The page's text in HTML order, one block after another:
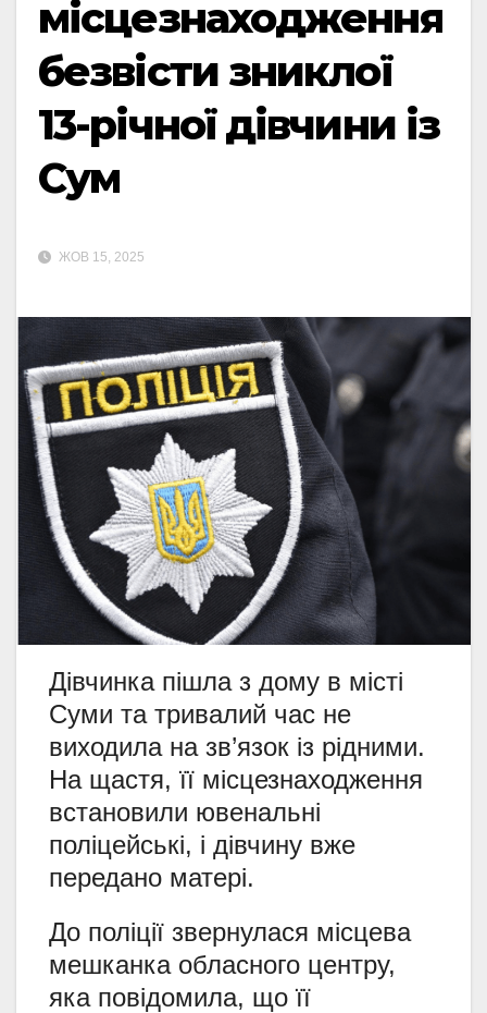
місцезнаходження
безвісти зниклої
13-річної дівчини із
Сум
ЖОВ 15, 2025
Дівчинка пішла з дому в місті
Суми та тривалий час не
виходила на зв’язок із рідними.
На щастя, її місцезнаходження
встановили ювенальні
поліцейські, і дівчину вже
передано матері.
До поліції звернулася місцева
мешканка обласного центру,
яка повідомила, що її